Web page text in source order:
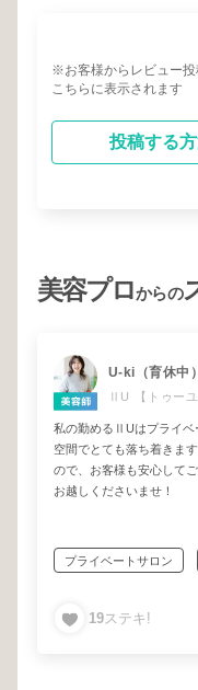
※お客様からレビュー投
こちらに表示されます
投稿する
美容プロからの
U-ki（育休中）
ⅡU 【トゥーユ
私の勤めるⅡUはプライベ
空間でとても落ち着きま
ので、お客様も安心して
お越しくださいませ！
プライベートサロン
19ステキ!